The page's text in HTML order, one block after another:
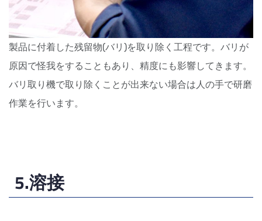
製品に付着した残留物(バリ)を取り除く工程です。 バリが
原因で怪我をすることもあり、 精度にも影響してきます。
バリ取り機で取り除くことが出来ない場合は人の手で研磨
作業を行います。
5.溶接